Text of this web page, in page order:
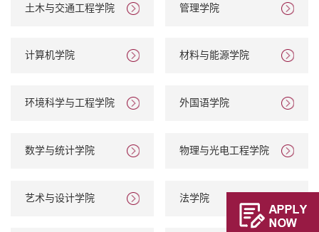
土木与交通工程学院 管理学院
计算机学院 材料与能源学院
环境科学与工程学院 外国语学院
数学与统计学院 物理与光电工程学院
艺术与设计学院 法学院